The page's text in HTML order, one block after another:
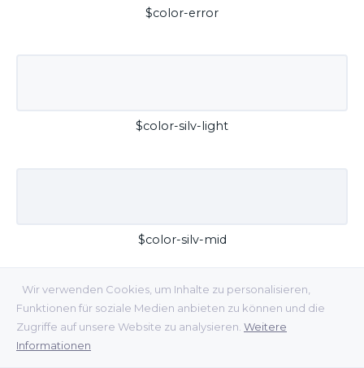
Wir verwenden Cookies, um Inhalte zu personalisieren,
Funktionen für soziale Medien anbieten zu können und die
Zugriffe auf unsere Website zu analysieren. Weitere
Informationen
$color-error
$color-silv-light
$color-silv-mid